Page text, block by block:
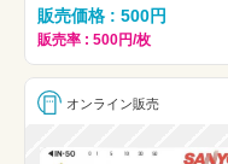
販売価格 : 500円
販売率 : 500円/枚
オンライン販売